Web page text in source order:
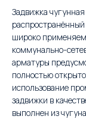
Задвижка
широко
коммунально-
арматуры
полностью
использование
задвижки в
выполнен из